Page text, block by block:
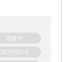
居抜き
30万円以下